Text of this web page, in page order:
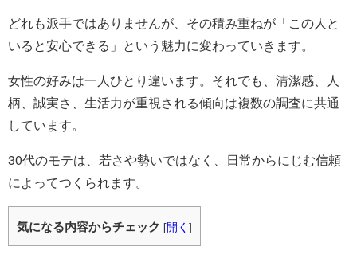
どれも派手ではありませんが、その積み重ねが「この人と
いると安心できる」という魅力に変わっていきます。
女性の好みは一人ひとり違います。それでも、清潔感、人
柄、誠実さ、生活力が重視される傾向は複数の調査に共通
しています。
30代のモテは、若さや勢いではなく、日常からにじむ信頼
によってつくられます。
気になる内容からチェック [開く ]